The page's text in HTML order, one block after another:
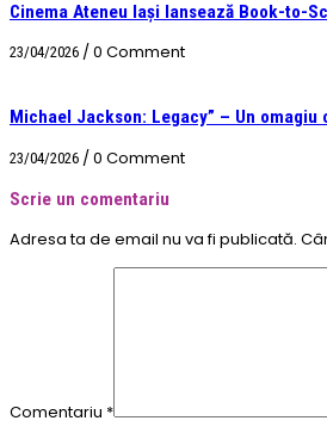
Cinema Ateneu Iași lansează Book-to-
23/04/2026 / 0 Comment
Michael Jackson: Legacy” – Un
23/04/2026 /0 Comment
Scrie un comentariu
Adresa ta de email nu va fi publicată.
Comentariu *